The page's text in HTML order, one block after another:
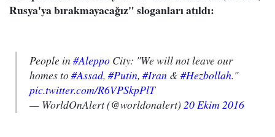
Rusya'ya bırakmayacağız" sloganları atıldı:
People in #Aleppo City: "We will not leave our
homes to#Assad, #Putin, #Iran & #Hezbollah."
pic.twitter.com/R6VPSkpPlT
— WorldOnAlert (@worldonalert) 20 Ekim 2016